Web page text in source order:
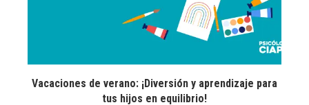
Vacaciones de verano: ¡Diversión y aprendizaje para
tus hijos en equilibrio!